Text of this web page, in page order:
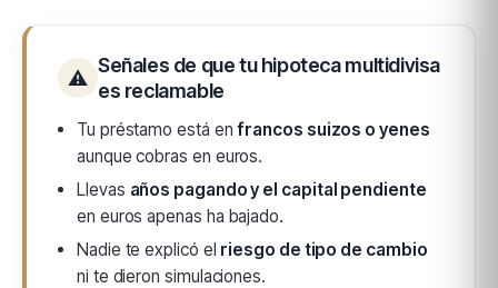
⚠
Señales de que tu hipoteca multidivisa
es reclamable
Tu préstamo está enfrancos suizos o yenes
aunque cobras en euros.
Llevas años pagando y el capital pendiente
en euros apenas ha bajado.
Nadie te explicó el riesgo de tipo de cambio
ni te dieron simulaciones.